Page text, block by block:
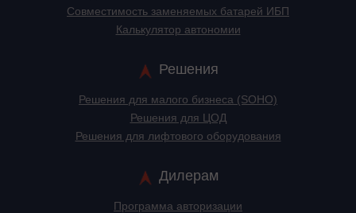
Cовместимость заменяемых батарей ИБП
Калькулятор автономии
Решения
Решения для малого бизнеса (SOHO)
Решения для ЦОД
Решения для лифтового оборудования
Дилерам
Программа авторизации